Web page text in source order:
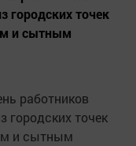
точек
и сытным
работников
точек
и сытным